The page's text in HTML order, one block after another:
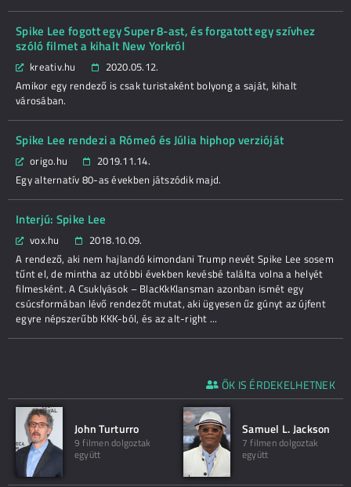
Spike Lee fogott egy Super 8-ast, és forgatott egy szívhez
szóló filmet a kihalt New Yorkról
kreativ.hu
2020.05.12.
Amikor egy rendező is csak turistaként bolyong a saját, kihalt
városában.
Spike Lee rendezi a Rómeó és Júlia hiphop verzióját
origo.hu
2019.11.14.
Egy alternatív 80-as években játszódik majd.
Interjú: Spike Lee
vox.hu
2018.10.09.
A rendező, aki nem hajlandó kimondani Trump nevét Spike Lee sosem
tűnt el, de mintha az utóbbi években kevésbé találta volna a helyét
filmesként. A Csuklyások – BlacKkKlansman azonban ismét egy
csúcsformában lévő rendezőt mutat, aki ügyesen űz gúnyt az újfent
egyre népszerűbb KKK-ból, és az alt-right ...
ŐK IS ÉRDEKELHETNEK
John Turturro
9 filmen dolgoztak
együtt
Samuel L. Jackson
7 filmen dolgoztak
együtt